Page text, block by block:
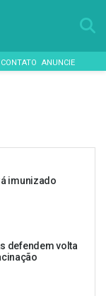
CONTATO ANUNCIE
imunizado
defendem volta